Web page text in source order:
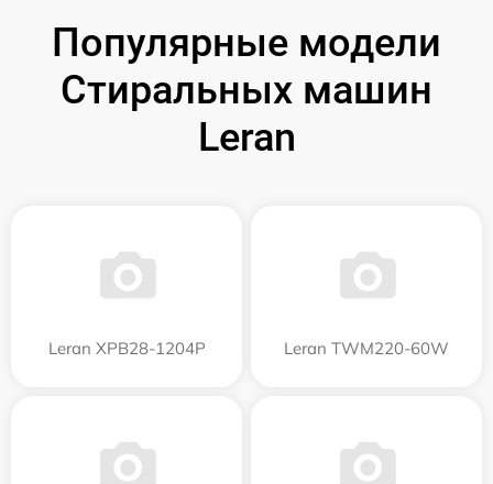
Популярные модели
Стиральных машин
Leran
Leran XPB28-1204P Leran TWM220-60W